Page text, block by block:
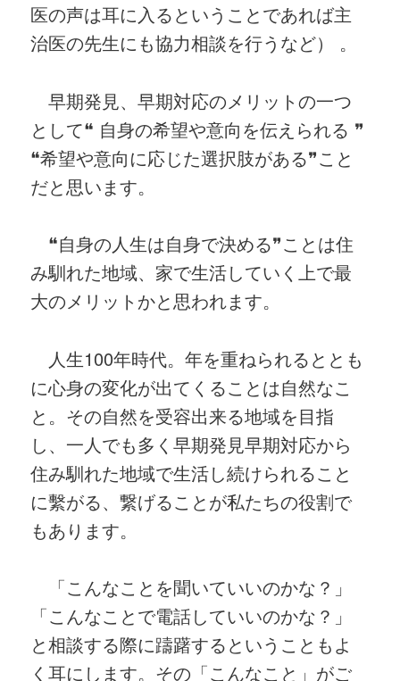
医の声は耳に入るということであれば主
治医の先生にも協力相談を行うなど） 。
早期発見、早期対応のメリットの一つ
として❝ 自身の希望や意向を伝えられる ❞
❝希望や意向に応じた選択肢がある❞こと
だと思います。
❝自身の人生は自身で決める❞ことは住
み馴れた地域、家で生活していく上で最
大のメリットかと思われます。
人生100年時代。年を重ねられるととも
に心身の変化が出てくることは自然なこ
と。その自然を受容出来る地域を目指
し、一人でも多く早期発見早期対応から
住み馴れた地域で生活し続けられること
に繫がる、繋げることが私たちの役割で
もあります。
「こんなことを聞いていいのかな？」
「こんなことで電話していいのかな？」
と相談する際に躊躇するということもよ
く耳にします。その「こんなこと」がご